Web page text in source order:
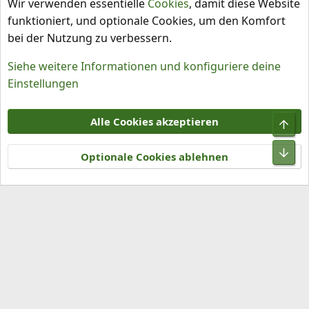
Nutzungsbedingungen
Datenschutz
Hilfe und Impressum
R
S
S
Community platform by XenForo® © 2010-2026 XenForo Ltd.
Wir verwenden essentielle Cookies, damit diese Website
funktioniert, und optionale Cookies, um den Komfort
bei der Nutzung zu verbessern.
Siehe weitere Informationen und konfiguriere deine
Einstellungen
Alle Cookies akzeptieren
Optionale Cookies ablehnen